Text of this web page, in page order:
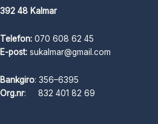
392 48 Kalmar
Telefon: 070 608 62 45
E-post: sukalmar@gmail.com
Bankgiro: 356–6395
Org.nr: 832 401 82 69